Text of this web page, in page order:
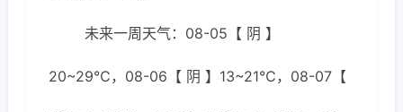
未来一周天气：08-05【 阴 】
20~29℃，08-06【 阴 】13~21℃，08-07【